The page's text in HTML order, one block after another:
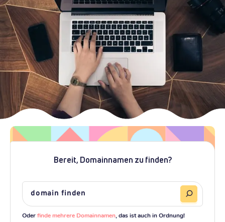
Bereit, Domainnamen zu finden?
Oderfinde mehrere Domainnamen , das ist auch in Ordnung!